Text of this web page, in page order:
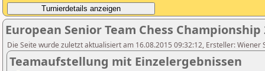
European Senior Team Chess Championship
Die Seite wurde zuletzt aktualisiert am 16.08.2015 09:32:12, Ersteller:
Teamaufstellung mit Einzelergebnissen